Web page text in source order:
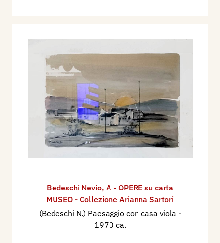
Bedeschi Nevio, A - OPERE su carta
MUSEO - Collezione Arianna Sartori
(Bedeschi N.) Paesaggio con casa viola -
1970 ca.